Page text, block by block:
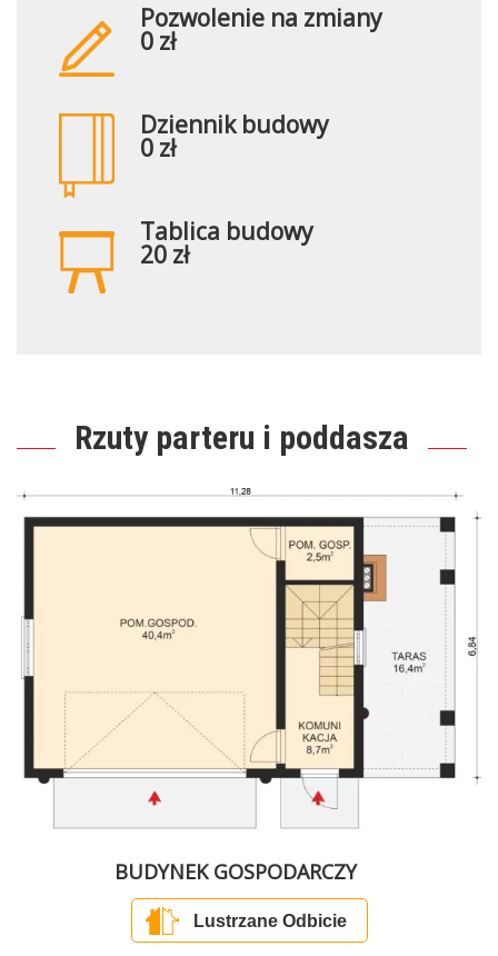
Pozwolenie na zmiany
0 zł
Dziennik budowy
0 zł
Tablica budowy
20 zł
Rzuty parteru i poddasza
BUDYNEK GOSPODARCZY
Lustrzane Odbicie